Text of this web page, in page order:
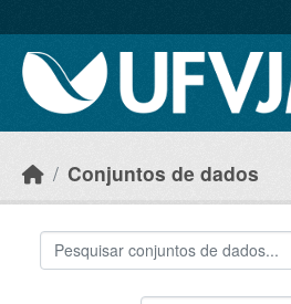
Conjuntos de dados